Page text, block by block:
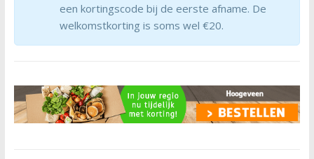
een kortingscode bij de eerste afname. De
welkomstkorting is soms wel €20.